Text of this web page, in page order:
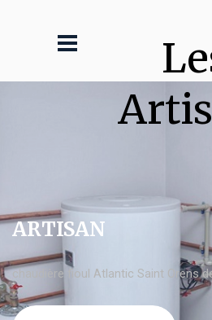
ARTISAN
chaudière fioul Atlantic Saint Orens